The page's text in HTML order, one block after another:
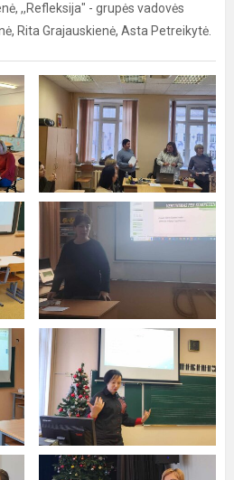
,,Refleksija" - grupės vadovės
Rita Grajauskienė, Asta Petreikytė.